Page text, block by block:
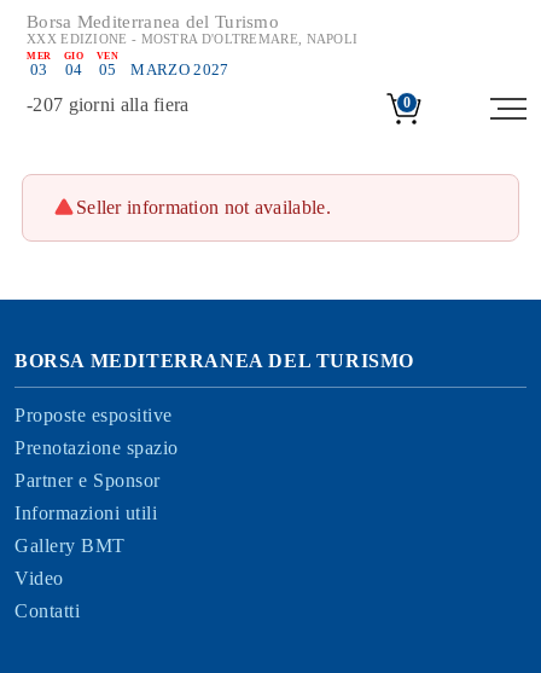
Borsa Mediterranea del Turismo
XXX EDIZIONE - MOSTRA D'OLTREMARE, NAPOLI
MER
03
GIO
04
VEN
05 MARZO 2027
-207 giorni alla fiera 0
Seller information not available.
BORSA MEDITERRANEA DEL TURISMO
Proposte espositive
Prenotazione spazio
Partner e Sponsor
Informazioni utili
Gallery BMT
Video
Contatti